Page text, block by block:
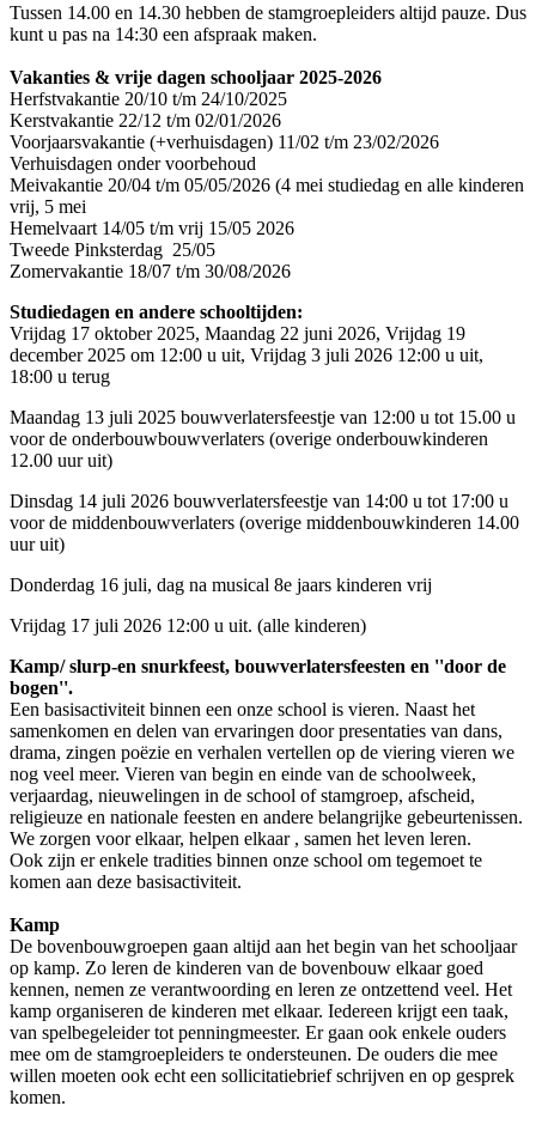
Tussen 14.00 en 14.30 hebben de stamgroepleiders altijd pauze. Dus
kunt u pas na 14:30 een afspraak maken.
Vakanties & vrije dagen schooljaar 2025-2026
Herfstvakantie 20/10 t/m 24/10/2025
Kerstvakantie 22/12 t/m 02/01/2026
Voorjaarsvakantie (+verhuisdagen) 11/02 t/m 23/02/2026
Verhuisdagen onder voorbehoud
Meivakantie 20/04 t/m 05/05/2026 (4 mei studiedag en alle kinderen
vrij, 5 mei
Hemelvaart 14/05 t/m vrij 15/05 2026
Tweede Pinksterdag 25/05
Zomervakantie 18/07 t/m 30/08/2026
Studiedagen en andere schooltijden:
Vrijdag 17 oktober 2025, Maandag 22 juni 2026, Vrijdag 19
december 2025 om 12:00 u uit, Vrijdag 3 juli 2026 12:00 u uit,
18:00 u terug
Maandag 13 juli 2025 bouwverlatersfeestje van 12:00 u tot 15.00 u
voor de onderbouwbouwverlaters (overige onderbouwkinderen
12.00 uur uit)
Dinsdag 14 juli 2026 bouwverlatersfeestje van 14:00 u tot 17:00 u
voor de middenbouwverlaters (overige middenbouwkinderen 14.00
uur uit)
Donderdag 16 juli, dag na musical 8e jaars kinderen vrij
Vrijdag 17 juli 2026 12:00 u uit. (alle kinderen)
Kamp/ slurp-en snurkfeest, bouwverlatersfeesten en ''door de
bogen''.
Een basisactiviteit binnen een onze school is vieren. Naast het
samenkomen en delen van ervaringen door presentaties van dans,
drama, zingen poëzie en verhalen vertellen op de viering vieren we
nog veel meer. Vieren van begin en einde van de schoolweek,
verjaardag, nieuwelingen in de school of stamgroep, afscheid,
religieuze en nationale feesten en andere belangrijke gebeurtenissen.
We zorgen voor elkaar, helpen elkaar , samen het leven leren.
Ook zijn er enkele tradities binnen onze school om tegemoet te
komen aan deze basisactiviteit.
Kamp
De bovenbouwgroepen gaan altijd aan het begin van het schooljaar
op kamp. Zo leren de kinderen van de bovenbouw elkaar goed
kennen, nemen ze verantwoording en leren ze ontzettend veel. Het
kamp organiseren de kinderen met elkaar. Iedereen krijgt een taak,
van spelbegeleider tot penningmeester. Er gaan ook enkele ouders
mee om de stamgroepleiders te ondersteunen. De ouders die mee
willen moeten ook echt een sollicitatiebrief schrijven en op gesprek
komen.